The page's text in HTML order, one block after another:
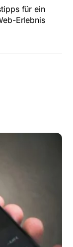
für ein
Erlebnis